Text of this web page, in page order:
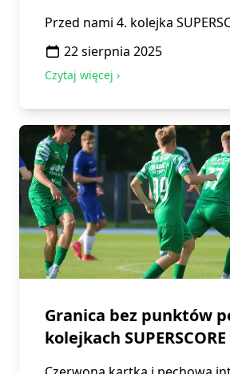
Przed nami 4. kolejka
22 sierpnia 2025
Czytaj więcej ›
Granica bez punktów
kolejkach